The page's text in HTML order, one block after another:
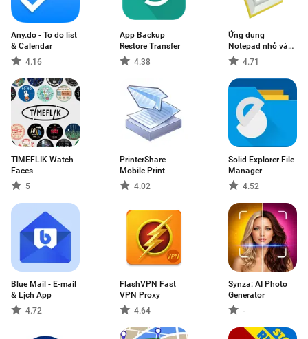
Any.do - To do list
& Calendar
4.16
App Backup
Restore Transfer
4.38
Ứng dụng
Notepad nhỏ và
nhanh
4.71
TIMEFLIK Watch
Faces
5
PrinterShare
Mobile Print
4.02
Solid Explorer File
Manager
4.52
Blue Mail - E-mail
& Lịch App
4.72
FlashVPN Fast
VPN Proxy
4.64
Synza: AI Photo
Generator
-